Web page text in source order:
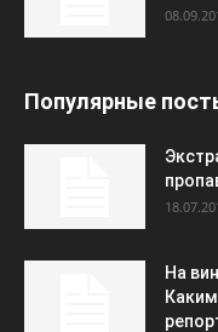
Популярные
На